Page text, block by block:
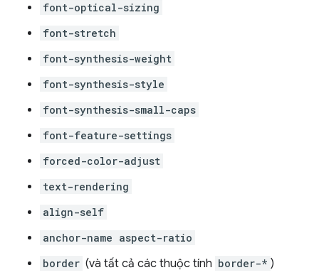
font-optical-sizing
font-stretch
font-synthesis-weight
font-synthesis-style
font-synthesis-small-caps
font-feature-settings
forced-color-adjust
text-rendering
align-self
anchor-name aspect-ratio
border (và tất cả các thuộc tính border-* )